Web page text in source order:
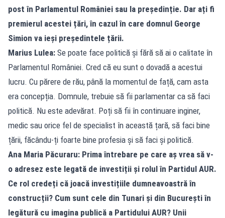
post în Parlamentul României sau la președinție. Dar ați fi
premierul acestei țări, în cazul în care domnul George
Simion va ieși președintele țării.
Marius Lulea: Se poate face politică și fără să ai o calitate în
Parlamentul României. Cred că eu sunt o dovadă a acestui
lucru. Cu părere de rău, până la momentul de față, cam asta
era concepția. Domnule, trebuie să fii parlamentar ca să faci
politică. Nu este adevărat. Poți să fii în continuare inginer,
medic sau orice fel de specialist în această țară, să faci bine
țării, făcându-ți foarte bine profesia și să faci și politică.
Ana Maria Păcuraru: Prima întrebare pe care aș vrea să v-
o adresez este legată de investiții și rolul în Partidul AUR.
Ce rol credeți că joacă investițiile dumneavoastră în
construcții? Cum sunt cele din Tunari și din București în
legătură cu imagina publică a Partidului AUR? Unii